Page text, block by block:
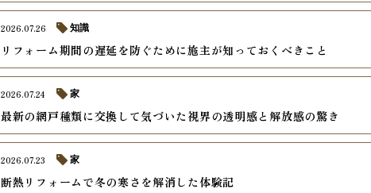
リフォーム期間の遅延を防ぐために施主が知っておくべきこと
2026.07.26 知識
最新の網戸種類に交換して気づいた視界の透明感と解放感の驚き
2026.07.24 家
断熱リフォームで冬の寒さを解消した体験記
2026.07.23 家